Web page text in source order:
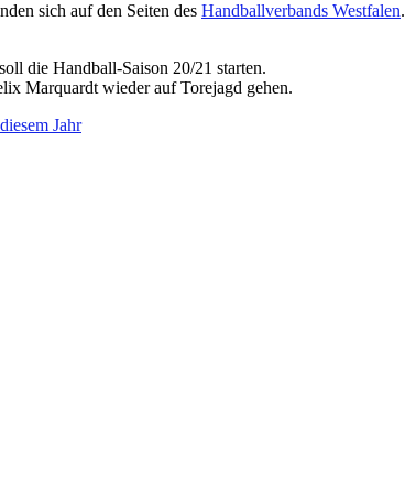
sich auf den Seiten des Handballverbands Westfalen.
die Handball-Saison 20/21 starten.
Marquardt wieder auf Torejagd gehen.
Jahr